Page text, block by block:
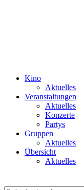
Kino
Aktuelles
Veranstaltungen
Aktuelles
Konzerte
Partys
Gruppen
Aktuelles
Übersicht
Aktuelles